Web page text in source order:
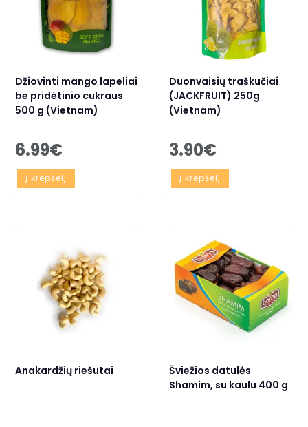
Džiovinti mango lapeliai
be pridėtinio cukraus
500 g (Vietnam)
6.99€
Į krepšelį
Duonvaisių traškučiai
(JACKFRUIT) 250g
(Vietnam)
3.90€
Į krepšelį
Anakardžių riešutai
Šviežios datulės
Shamim, su kaulu 400 g